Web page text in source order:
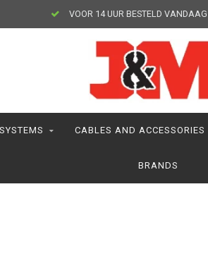
VOOR 14 UUR BESTELD
CABLES AND ACCESSORIES
BRANDS